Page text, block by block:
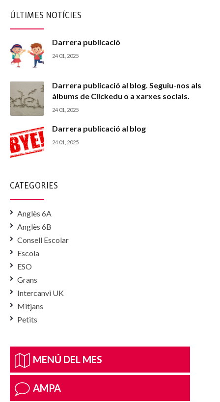
ÚLTIMES NOTÍCIES
Darrera publicació
24 01, 2025
Darrera publicació al blog. Seguiu-nos als
àlbums de Clickedu o a xarxes socials.
24 01, 2025
Darrera publicació al blog
24 01, 2025
CATEGORIES
Anglès 6A
Anglès 6B
Consell Escolar
Escola
ESO
Grans
Intercanvi UK
Mitjans
Petits
MENÚ DEL MES
AMPA